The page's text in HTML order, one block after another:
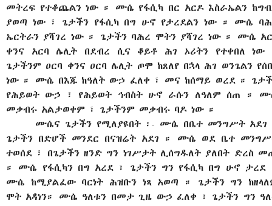
መትረፍ የተቆጨልን ነው ። ሙሴ የፋሲካ በር አርዶ እስራኤልን
ያወጣ ነው ፣ ጌታችን የፋሲካ በግ ሁኖ የታረደልን ነው ። ሙሴ
ኤርትራን ያሻገረ ነው ። ጌታችን ባሕረ ሞትን ያሻገረ ነው ። ሙሴ
ቀንና አርባ ሌሊት በደብረ ሲና ቆይቶ ሕገ ኦሪትን የተቀበለ ነው
ጌታችንም ዐርባ ቀንና ዐርባ ሌሊት ጦሞ ከጸለየ በኋላ ሕገ ወንጌልን
ነው ። ሙሴ በእጁ ከዓለት ውኃ ፈለቀ ፣ መና ከሰማይ ወረደ ።
የሕይወት ውኃ ፣ የሕይወት ኅብስት ሁኖ ራሱን ለዓለም ሰጠ ።
መቃብሩ አልታወቀም ፣ ጌታችንም መቃብሩ ባዶ ነው ።
ሙሴና ጌታችን የሚለያዩበት ፡- ሙሴ በቤተ መንግሥት አደገ
ጌታችን በድሆች መንደር በናዝሬት አደገ ። ሙሴ ወደ ቤተ
ተወሰደ ፣ በጌታችን ዘንድ ግን ነገሥታት ሊሰግዱለት ያለበት ድረስ
። ሙሴ የፋሲካን በግ አረደ ፣ ጌታችን ግን የፋሲካ በግ ሁኖ ታረደ
ሙሴ ከሚያልፈው ባርነት ሕዝቡን ነጻ አወጣ ። ጌታችን ግን
ሞት አዳነን። ሙሴ ዓለቱን በመታ ጊዜ ውኃ ፈለቀ ፣ ጌታችን ግን